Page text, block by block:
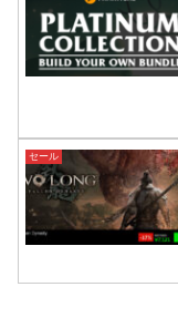
セール